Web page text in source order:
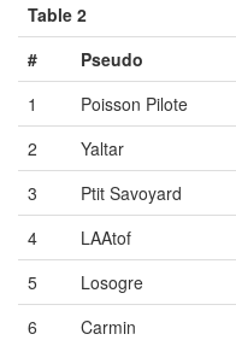
Table 2
#
Pseudo
1
Poisson Pilote
2
Yaltar
3
Ptit Savoyard
4
LAAtof
5
Losogre
6
Carmin